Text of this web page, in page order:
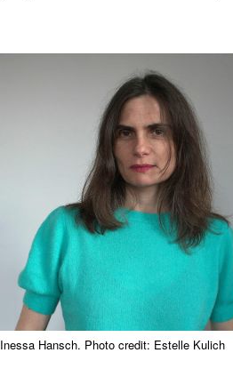
Inessa Hansch. Photo credit: Estelle Kulich